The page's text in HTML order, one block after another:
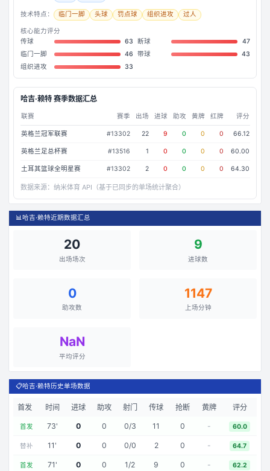
技术特点： 临门一脚 头球 罚点球 组织进攻 过人
核心能力评分
传球
63 断球
47
临门一脚
46 带球
43
组织进攻
33
哈吉·赖特赛季数据汇总
联赛 赛季 出场 进球 助攻 黄牌 红牌 评分
英格兰冠军联赛 #13302 22 9 0 0 0 66.12
英格兰足总杯赛 #13516 1 0 0 0 0 60.00
土耳其篮球全明星赛 #13302 2 0 0 0 0 64.30
数据来源： 纳米体育 API（基于已同步的单场统计聚合）
📊哈吉·赖特近期数据汇总
20
出场场次
9
进球数
0
助攻数
1147
上场分钟
NaN
平均评分
📋哈吉·赖特历史单场数据
首发 时间 进球 助攻 射门 传球 抢断 黄牌 评分
首发 73' 0 0 0/3 11 0 - 60.0
替补 11' 0 0 0/0 2 0 - 64.7
首发 71' 0 0 1/2 9 0 - 62.2